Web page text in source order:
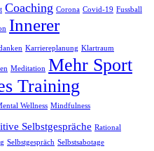
Coaching Corona Covid-19 Fussball
Innerer
Karriereplanung Klartraum
Meditation Mehr Sport
Training
Wellness Mindfulness
Selbstgespräche Rational
Selbstgespräch Selbstsabotage